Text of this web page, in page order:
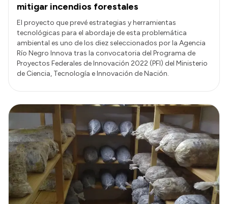
mitigar incendios forestales
El proyecto que prevé estrategias y herramientas
tecnológicas para el abordaje de esta problemática
ambiental es uno de los diez seleccionados por la Agencia
Río Negro Innova tras la convocatoria del Programa de
Proyectos Federales de Innovación 2022 (PFI) del Ministerio
de Ciencia, Tecnología e Innovación de Nación.